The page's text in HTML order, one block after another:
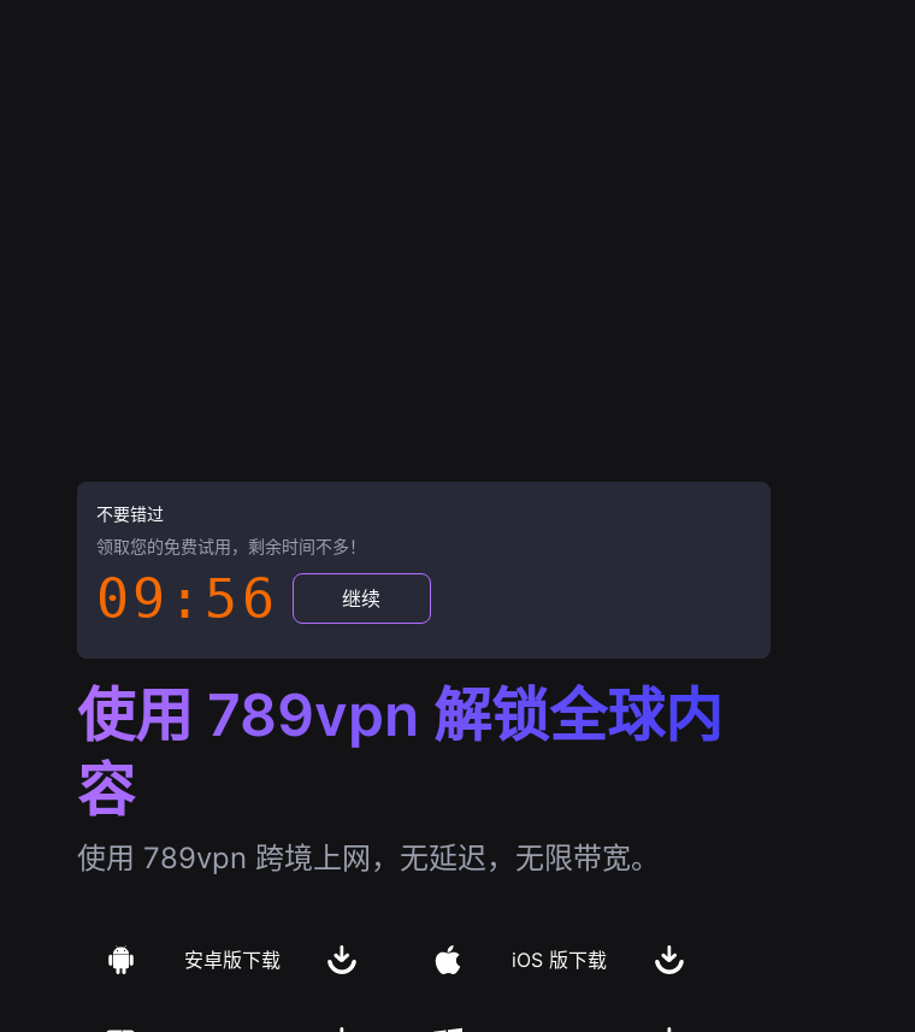
不要错过
领取您的免费试用，剩余时间不多！
09:55 继续
使用 789vpn 解锁全球内
容
使用 789vpn 跨境上网，无延迟，无限带宽。
安卓版下载 iOS 版下载